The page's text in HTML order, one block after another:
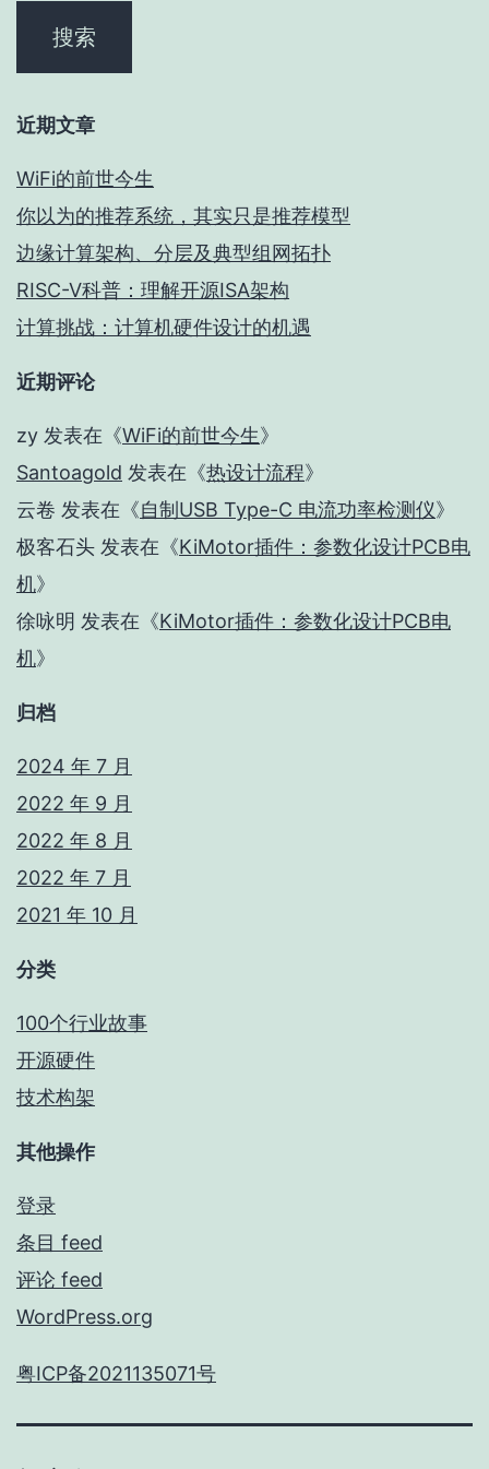
近期文章
WiFi的前世今生
你以为的推荐系统，其实只是推荐模型
边缘计算架构、分层及典型组网拓扑
RISC-V科普：理解开源ISA架构
计算挑战：计算机硬件设计的机遇
近期评论
zy 发表在《WiFi的前世今生》
Santoagold 发表在《热设计流程》
云卷 发表在《自制USB Type-C 电流功率检测仪》
极客石头 发表在《KiMotor插件：参数化设计PCB电
机》
徐咏明 发表在《KiMotor插件：参数化设计PCB电
机》
归档
2024 年 7 月
2022 年 9 月
2022 年 8 月
2022 年 7 月
2021 年 10 月
分类
100个行业故事
开源硬件
技术构架
其他操作
登录
条目 feed
评论 feed
WordPress.org
粤ICP备2021135071号